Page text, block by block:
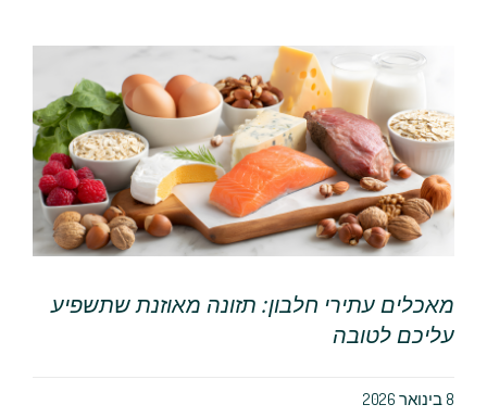
מאכלים עתירי חלבון: תזונה מאוזנת שתשפיע
עליכם לטובה
8 בינואר 2026